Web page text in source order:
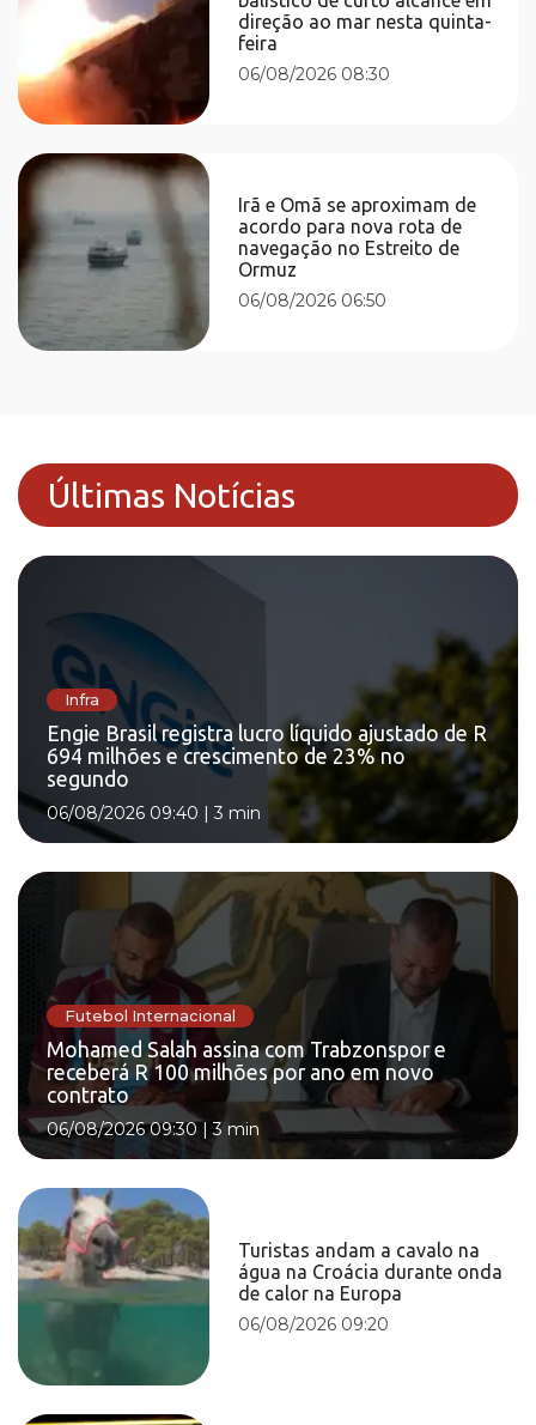
direção ao mar nesta quinta-
feira
06/08/2026 08:30
Irã e Omã se aproximam de
acordo para nova rota de
navegação no Estreito de
Ormuz
06/08/2026 06:50
Últimas Notícias
Infra
Engie Brasil registra lucro líquido ajustado de R
694 milhões e crescimento de 23% no
segundo
06/08/2026 09:40 | 3 min
Futebol Internacional
Mohamed Salah assina com Trabzonspor e
receberá R 100 milhões por ano em novo
contrato
06/08/2026 09:30|3 min
Turistas andam a cavalo na
água na Croácia durante onda
de calor na Europa
06/08/2026 09:20